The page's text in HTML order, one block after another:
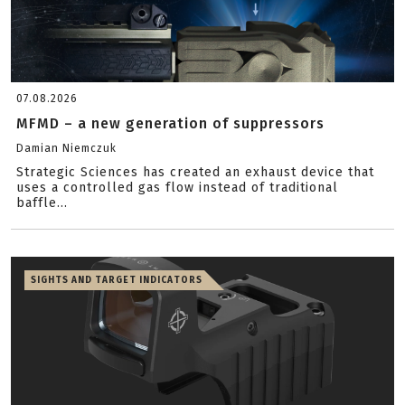
07.08.2026
MFMD – a new generation of suppressors
Damian Niemczuk
Strategic Sciences has created an exhaust device that
uses a controlled gas flow instead of traditional
baffle...
SIGHTS AND TARGET INDICATORS